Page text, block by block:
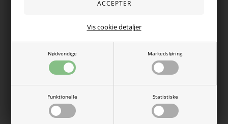
Nødvendige Markedsføring
Funktionelle Statistiske
Vis cookie detaljer
80% Bomuld, 17% Nylon, 3% Elastan
Vaskes ved 40 grader.
Varenummer: 13215823STW